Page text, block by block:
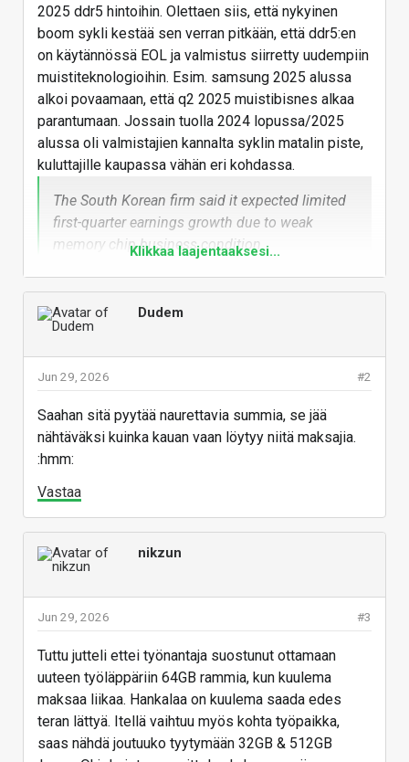
2025 ddr5 hintoihin. Olettaen siis, että nykyinen
boom sykli kestää sen verran pitkään, että ddr5:en
on käytännössä EOL ja valmistus siirretty uudempiin
muistiteknologioihin. Esim. samsung 2025 alussa
alkoi povaamaan, että q2 2025 muistibisnes alkaa
parantumaan. Jossain tuolla 2024 lopussa/2025
alussa oli valmistajien kannalta syklin matalin piste,
kuluttajille kaupassa vähän eri kohdassa.
The South Korean firm said it expected limited
first-quarter earnings growth due to weak
memory chip business condition
Samsung says memory chip demand to recover
in Q1, hurt by US restrictions on China
Mielenkiintoista nähdä miten SSD puolella käy. 2025
oli nykyhintaan verrattuna sairaan halvat SSD:t.
Market
mean dynamic main memory as well
be ...
www.nextplatform.com
Vastaa
Klikkaa laajentaaksesi...
Dudem
#2
Jun 29, 2026
Saahan sitä pyytää naurettavia summia, se jää
nähtäväksi kuinka kauan vaan löytyy niitä maksajia.
:hmm:
Vastaa
nikzun
#3
Jun 29, 2026
Tuttu jutteli ettei työnantaja suostunut ottamaan
uuteen työläppäriin 64GB rammia, kun kuulema
maksaa liikaa. Hankalaa on kuulema saada edes
teran lättyä. Itellä vaihtuu myös kohta työpaikka,
saas nähdä joutuuko tyytymään 32GB & 512GB